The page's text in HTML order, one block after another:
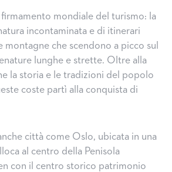
mondiale del turismo: la
incontaminata e di itinerari
montagne che scendono a picco sul
lunghe e strette. Oltre alla
la storia e le tradizioni del popolo
coste partì alla conquista di
città come Oslo, ubicata in una
al centro della Penisola
con il centro storico patrimonio